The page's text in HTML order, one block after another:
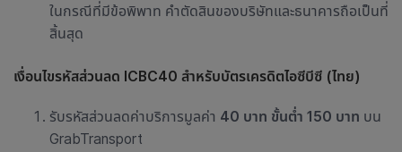
ในกรณีที่มีข้อพิพาท คำตัดสินของบริษัทและธนาคารถือเป็นที่
สิ้นสุด
เงื่อนไขรหัสส่วนลด ICBC40 สำหรับบัตรเครดิตไอซีบีซี (ไทย)
รับรหัสส่วนลดค่าบริการมูลค่า 40 บาท ขั้นต่ำ 150 บาท บน
GrabTransport